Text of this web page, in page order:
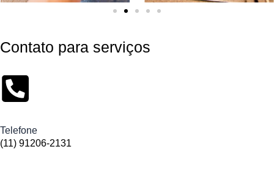
Contato para serviços
Telefone
(11) 91206-2131